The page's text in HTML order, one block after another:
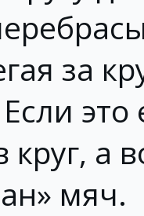
за
это
круг, а
мяч.